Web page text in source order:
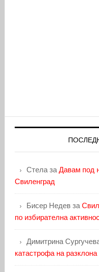
Стелаза Давам под
Свиленград
Бисер Недевза
по избирателна
Димитрина
катастрофа на